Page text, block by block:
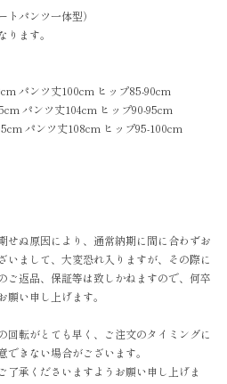
トパンツ一体型）
ます。
パンツ丈100cm ヒップ85-90cm
パンツ丈104cm ヒップ90-95cm
パンツ丈108cm ヒップ95-100cm
せぬ原因により、通常納期に間に合わずお
いまして、大変恐れ入りますが、その際に
ご返品、保証等は致しかねますので、何卒
い申し上げます。
回転がとても早く、ご注文のタイミングに
きない場合がございます。
了承くださいますようお願い申し上げま